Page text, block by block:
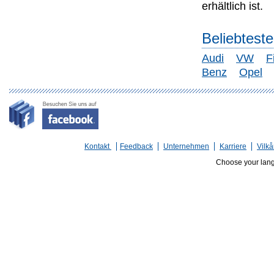
erhältlich ist.
Audi VW
Benz
Opel
Kontakt Feedback Unternehmen Karriere
Choose your